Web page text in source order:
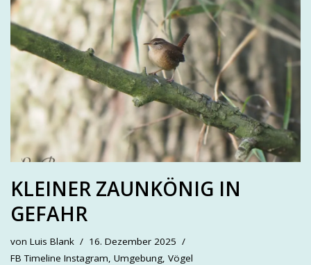
KLEINER ZAUNKÖNIG IN
GEFAHR
von Luis Blank
16. Dezember 2025
FB Timeline Instagram, Umgebung, Vögel